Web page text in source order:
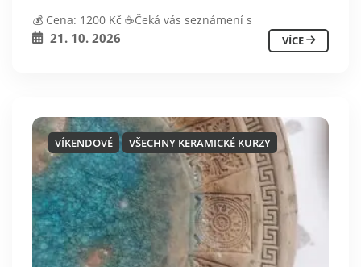
💰 Cena: 1200 Kč ☕️Čeká vás seznámení s
21. 10. 2026 VÍCE
VÍKENDOVÉ VŠECHNY KERAMICKÉ KURZY